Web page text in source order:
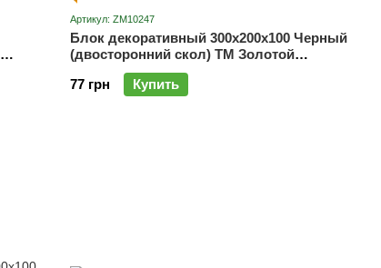
Артикул: ZM10247
Блок декоративный 300х200х100 Черный
(двосторонний скол) ТМ Золотой
Мандарин
77 грн
Купить